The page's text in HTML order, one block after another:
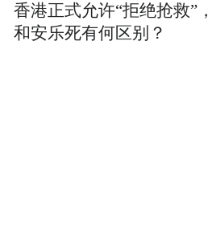
香港正式允许“拒绝抢救”，
和安乐死有何区别？